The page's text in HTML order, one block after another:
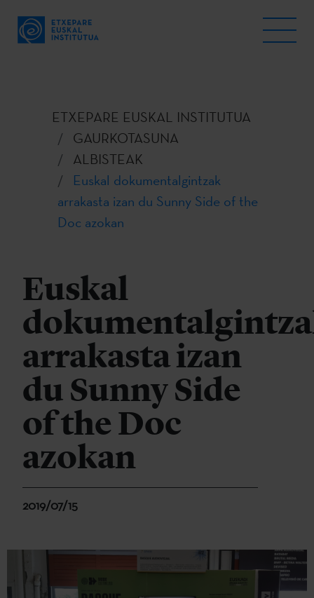
ETXEPARE EUSKAL INSTITUTUA
GAURKOTASUNA
ALBISTEAK
Euskal dokumentalgintzak
arrakasta izan du Sunny Side of the
Doc azokan
Euskal
arrakasta izan
du Sunny Side
of the Doc
azokan
2019/07/15